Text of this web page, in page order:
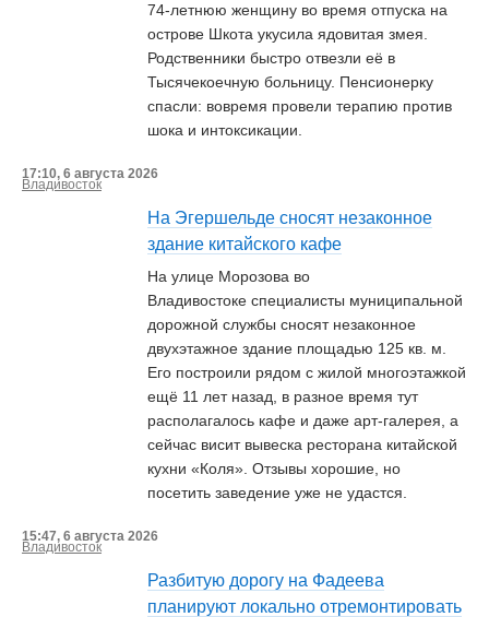
74-летнюю женщину во время отпуска на
острове Шкота укусила ядовитая змея.
Родственники быстро отвезли её в
Тысячекоечную больницу. Пенсионерку
спасли: вовремя провели терапию против
шока и интоксикации.
17:10, 6 августа 2026
Владивосток
На Эгершельде сносят незаконное
здание китайского кафе
На улице Морозова во
Владивостоке специалисты муниципальной
дорожной службы сносят незаконное
двухэтажное здание площадью 125 кв. м.
Его построили рядом с жилой многоэтажкой
ещё 11 лет назад, в разное время тут
располагалось кафе и даже арт-галерея, а
сейчас висит вывеска ресторана китайской
кухни «Коля». Отзывы хорошие, но
посетить заведение уже не удастся.
15:47, 6 августа 2026
Владивосток
Разбитую дорогу на Фадеева
планируют локально отремонтировать